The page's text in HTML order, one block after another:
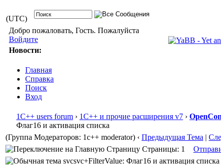
(UTC)
Добро пожаловать, Гость. Пожалуйста
Войдите
Новости:
Главная
Справка
Поиск
Вход
1С++ users forum › 1С++ и прочие расширения v7 ›
Флаг16 и активация списка
(Группа Модераторов: 1c++ moderator) ‹ Предыдущая Тема |
Страницы: 1
svcsvc+FilterValue: Флаг16 и активация